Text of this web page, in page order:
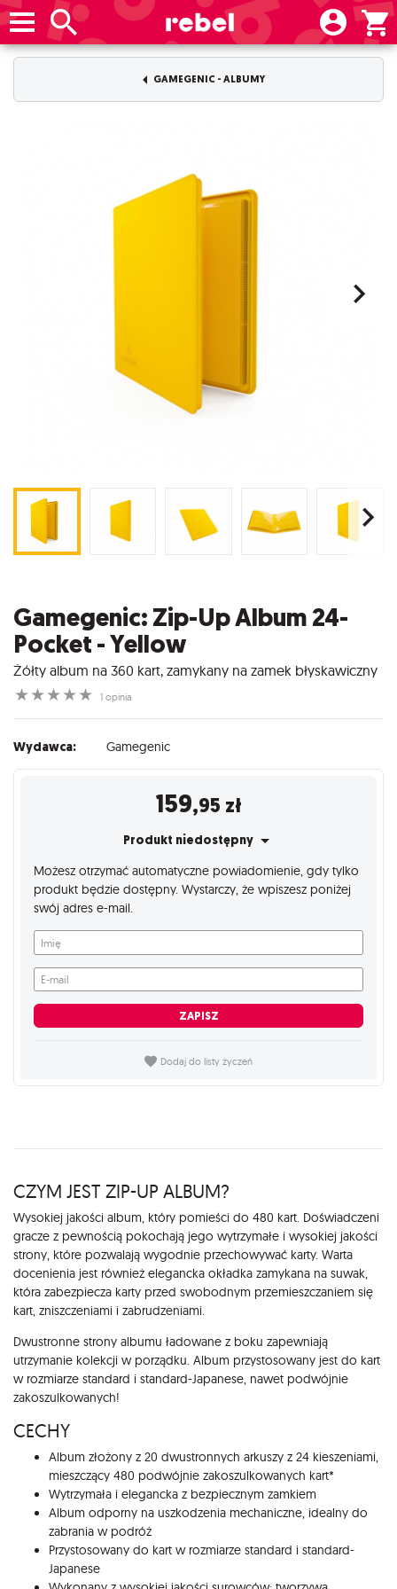
GAMEGENIC - ALBUMY
Gamegenic: Zip-Up Album 24-
Pocket - Yellow
Żółty album na 360 kart, zamykany na zamek błyskawiczny
☆
☆
☆
☆
☆ 1 opinia
Wydawca: Gamegenic
159,95 zł
Produkt niedostępny
Możesz otrzymać automatyczne powiadomienie, gdy tylko
produkt będzie dostępny. Wystarczy, że wpiszesz poniżej
swój adres e-mail.
Imię
E-mail
ZAPISZ
Dodaj do listy życzeń
Opis
CZYM JEST ZIP-UP ALBUM?
Wysokiej jakości album, który pomieści do 480 kart. Doświadczeni
gracze z pewnością pokochają jego wytrzymałe i wysokiej jakości
strony, które pozwalają wygodnie przechowywać karty. Warta
docenienia jest również elegancka okładka zamykana na suwak,
która zabezpiecza karty przed swobodnym przemieszczaniem się
kart, zniszczeniami i zabrudzeniami.
Dwustronne strony albumu ładowane z boku zapewniają
utrzymanie kolekcji w porządku. Album przystosowany jest do kart
w rozmiarze standard i standard-Japanese, nawet podwójnie
zakoszulkowanych!
CECHY
Album złożony z 20 dwustronnych arkuszy z 24 kieszeniami,
mieszczący 480 podwójnie zakoszulkowanych kart*
Wytrzymała i elegancka z bezpiecznym zamkiem
Album odporny na uszkodzenia mechaniczne, idealny do
zabrania w podróż
Przystosowany do kart w rozmiarze standard i standard-
Japanese